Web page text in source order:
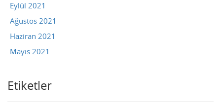
Eylül 2021
Ağustos 2021
Haziran 2021
Mayıs 2021
Etiketler